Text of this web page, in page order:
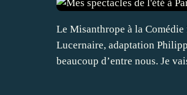
Le Misanthrope à la
Lucernaire, adaptation
beaucoup d’entre nous. Je